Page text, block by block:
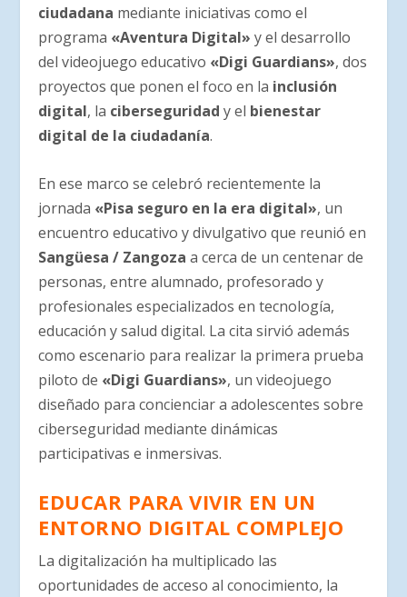
ciudadana mediante iniciativas como el
programa «Aventura Digital» y el desarrollo
del videojuego educativo «Digi Guardians», dos
proyectos que ponen el foco en la inclusión
digital, la ciberseguridad y el bienestar
digital de la ciudadanía.
En ese marco se celebró recientemente la
jornada «Pisa seguro en la era digital», un
encuentro educativo y divulgativo que reunió en
Sangüesa / Zangoza a cerca de un centenar de
personas, entre alumnado, profesorado y
profesionales especializados en tecnología,
educación y salud digital. La cita sirvió además
como escenario para realizar la primera prueba
piloto de «Digi Guardians», un videojuego
diseñado para concienciar a adolescentes sobre
ciberseguridad mediante dinámicas
participativas e inmersivas.
EDUCAR PARA VIVIR EN UN
ENTORNO DIGITAL COMPLEJO
La digitalización ha multiplicado las
oportunidades de acceso al conocimiento, la